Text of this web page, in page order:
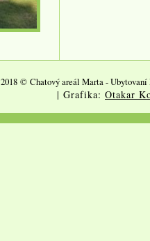
2018 © Chatový areál Marta -
| Grafika: Otakar